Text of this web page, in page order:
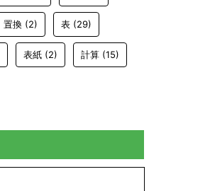
置換 (2) 表 (29)
表紙 (2) 計算 (15)